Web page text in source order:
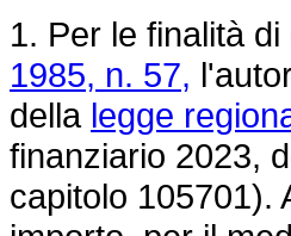
1. Per le finalità
1985, n. 57,
della legge
finanziario 2023,
capitolo 105701).